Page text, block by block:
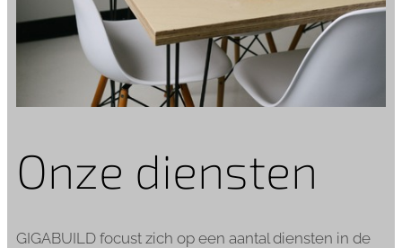
Onze diensten
GIGABUILD focust zich op een aantal diensten in de